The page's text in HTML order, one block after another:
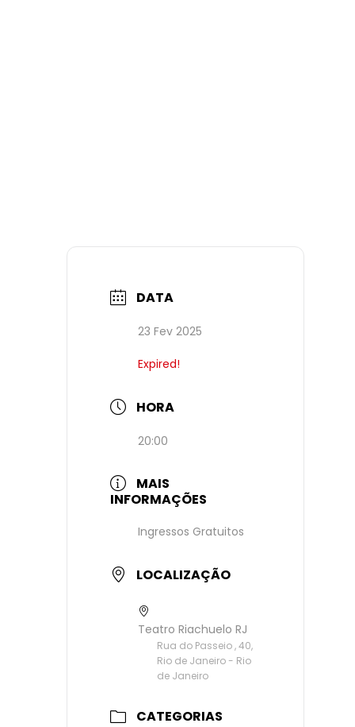
DATA
23 Fev 2025
Expired!
HORA
20:00
MAIS
INFORMAÇÕES
Ingressos Gratuitos
LOCALIZAÇÃO
Teatro Riachuelo RJ
Rua do Passeio , 40,
Rio de Janeiro - Rio
de Janeiro
CATEGORIAS